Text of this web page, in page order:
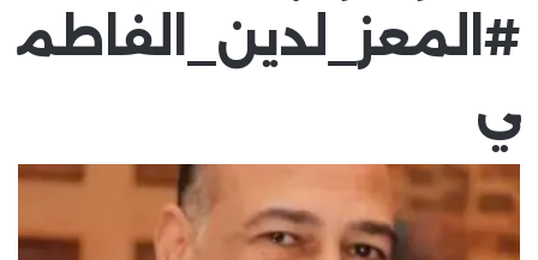
#المعز_لدين_الفاطم
ي